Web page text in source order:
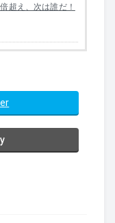
超え、次は誰だ！